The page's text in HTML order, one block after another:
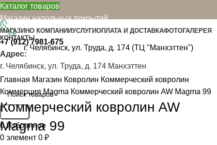
Каталог товаров
Магазин напольных покрытий
МАГАЗИНО КОМПАНИИУСЛУГИОПЛАТА И ДОСТАВКАФОТОГАЛЕРЕЯ
КОНТАКТЫ
г. Челябинск, ул. Труда, д. 174 (ТЦ "Манхэттен")
+7 (912)7981-675
Адрес:
г. Челябинск, ул. Труда, д. 174 Манхэттен
Поиск
0Избранное
0 элемент 0 ₽
Нажмите, чтобы увеличить
Главная Магазин Ковролин Коммерческий ковролин
КоммерцияMagma Коммерческий ковролин AW Magma 99
Коммерческий ковролин AW
Magma 99